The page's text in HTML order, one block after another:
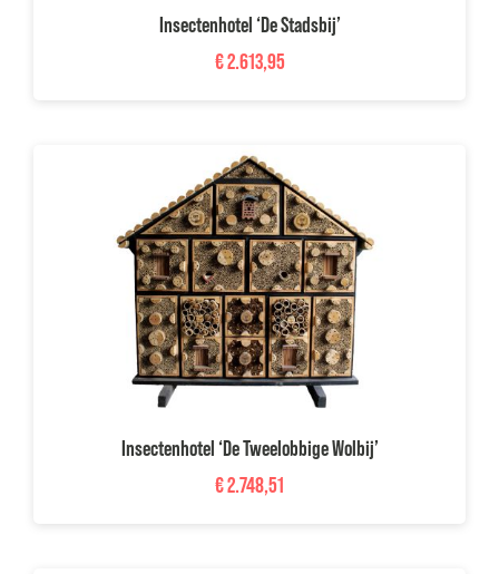
Insectenhotel ‘De Stadsbij’
€2.613,95
Insectenhotel ‘De Tweelobbige Wolbij’
€2.748,51